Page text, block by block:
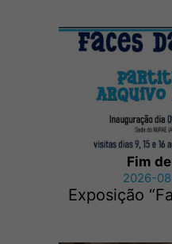
Fim
2026-
Exposição